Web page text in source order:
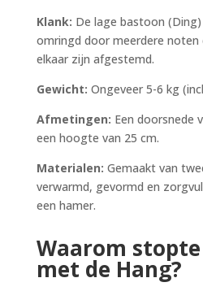
Klank: De lage bastoon
omringd door meerdere noten
elkaar zijn afgestemd.
Gewicht: Ongeveer 5-6 kg
Afmetingen: Een doorsnede
een hoogte van 25 cm.
Materialen: Gemaakt van
verwarmd, gevormd en
een hamer.
Waarom
met de Hang?